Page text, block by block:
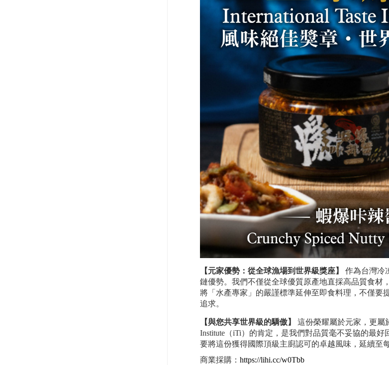
【元家優勢：從全球漁場到世界級獎座】
作為台灣冷
鏈優勢。我們不僅從全球優質原產地直採高品質食材
將「水產專家」的嚴謹標準延伸至即食料理，不僅
追求。
【與您共享世界級的驕傲】
這份榮耀屬於元家，更屬
Institute（iTi）的肯定，是我們對品質毫不妥協的最
要將這份獲得國際頂級主廚認可的卓越風味，延續至
商業採購： https://lihi.cc/w0Tbb